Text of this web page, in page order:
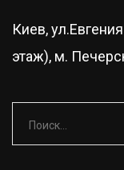
Киев,
этаж), м.
Найти: